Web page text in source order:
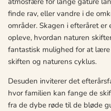
finde rav, eller vandre i de
områder. Skagen i efteråret
opleve, hvordan naturen
fantastisk mulighed for at
skiften og naturens cyklus.
Desuden inviterer det
hvor familien kan fange de
fra de dybe røde til de bløde